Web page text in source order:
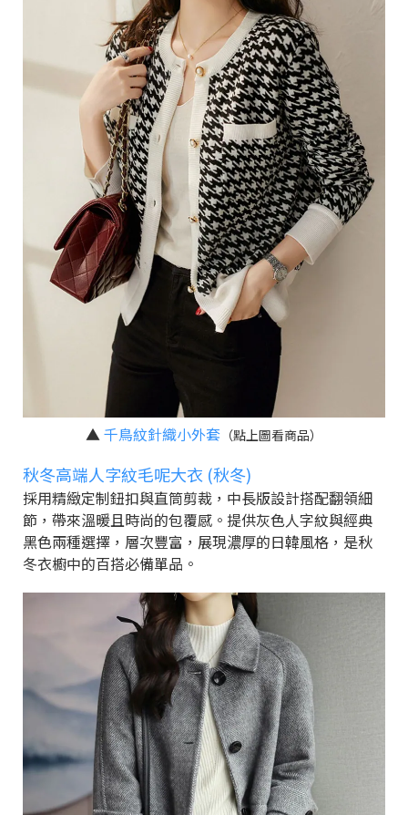
▲千鳥紋針織小外套 （點上圖看商品）
秋冬高端人字紋毛呢大衣 (秋冬)
採用精緻定制鈕扣與直筒剪裁，中長版設計搭配翻領細
節，帶來溫暖且時尚的包覆感。提供灰色人字紋與經典
黑色兩種選擇，層次豐富，展現濃厚的日韓風格，是秋
冬衣櫥中的百搭必備單品。